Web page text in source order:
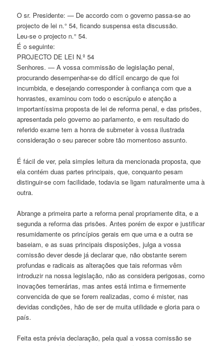
O sr. Presidente: — De accordo com o governo passa-se ao
projecto de lei n.° 54, ficando suspensa esta discussão.
Leu-se o projecto n.° 54.
É o seguinte:
PROJECTO DE LEI N.º 54
Senhores. — A vossa commissão de legislação penal,
procurando desempenhar-se do difícil encargo de que foi
incumbida, e desejando corresponder à confiança com que a
honrastes, examinou com todo o escrúpulo e atenção a
importantíssima proposta de lei de reforma penal, e das prisões,
apresentada pelo governo ao parlamento, e em resultado do
referido exame tem a honra de submeter à vossa ilustrada
consideração o seu parecer sobre tão momentoso assunto.
É fácil de ver, pela simples leitura da mencionada proposta, que
ela contém duas partes principais, que, conquanto pesam
distinguir-se com facilidade, todavia se ligam naturalmente uma à
outra.
Abrange a primeira parte a reforma penal propriamente dita, e a
segunda a reforma das prisões. Antes porém de expor e justificar
resumidamente os princípios gerais em que uma e a outra se
baseiam, e as suas principais disposições, julga a vossa
comissão dever desde já declarar que, não obstante serem
profundas e radicais as alterações que tais reformas vêm
introduzir na nossa legislação, não as considera perigosas, como
inovações temerárias, mas antes está intima e firmemente
convencida de que se forem realizadas, como é mister, nas
devidas condições, hão de ser de muita utilidade e gloria para o
país.
Feita esta prévia declaração, pela qual a vossa comissão se